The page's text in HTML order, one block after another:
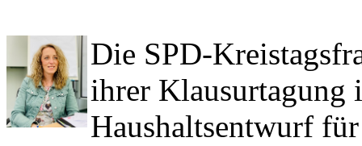
Die SPD-
ihrer Klausurtagung
Haushaltsentwurf